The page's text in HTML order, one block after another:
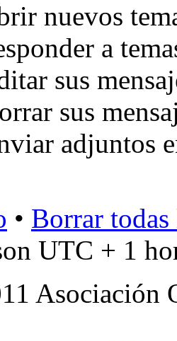
nuevos
a
sus
sus
adjuntos
• Borrar
UTC + 1
Asociación